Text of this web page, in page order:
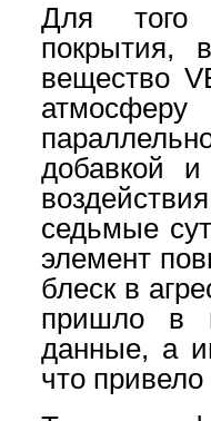
Для того
покрытия,
вещество
добавкой
седьмые
элемент
блеск в
пришло в
данные, а
что привело